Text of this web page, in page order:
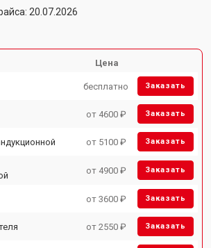
20.07.2026
Цена
бесплатно Заказать
от 4600 ₽ Заказать
от 5100 ₽ Заказать
от 4900 ₽ Заказать
от 3600 ₽ Заказать
от 2550 ₽ Заказать